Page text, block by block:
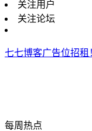
关注用户
关注论坛
七七博客广告位招租
每周热点